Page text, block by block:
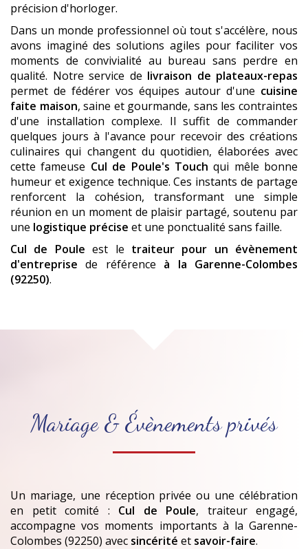
précision d'horloger.
Dans un monde professionnel où tout s'accélère, nous
avons imaginé des solutions agiles pour faciliter vos
moments de convivialité au bureau sans perdre en
qualité. Notre service de livraison de plateaux-repas
permet de fédérer vos équipes autour d'une cuisine
faite maison, saine et gourmande, sans les contraintes
d'une installation complexe. Il suffit de commander
quelques jours à l'avance pour recevoir des créations
culinaires qui changent du quotidien, élaborées avec
cette fameuse Cul de Poule's Touch qui mêle bonne
humeur et exigence technique. Ces instants de partage
renforcent la cohésion, transformant une simple
réunion en un moment de plaisir partagé, soutenu par
une logistique précise et une ponctualité sans faille.
Cul de Poule est le traiteur pour un évènement
d'entreprise de référence à la Garenne-Colombes
(92250).
Mariage & Évènements privés
Un mariage, une réception privée ou une célébration
en petit comité : Cul de Poule, traiteur engagé,
accompagne vos moments importants à la Garenne-
Colombes (92250) avec sincérité et savoir-faire.